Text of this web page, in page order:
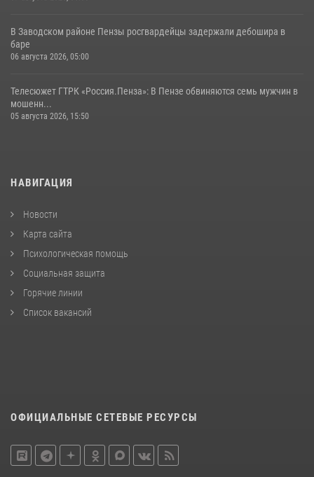
В Заводском районе Пензы росгвардейцы задержали дебошира в
баре
06 августа 2026, 05:00
Телесюжет ГТРК «Россия.Пенза»: В Пензе обвиняются семь мужчин в
мошенн...
05 августа 2026, 15:50
НАВИГАЦИЯ
Новости
Карта сайта
Психологическая помощь
Социальная защита
Горячие линии
Список вакансий
ОФИЦИАЛЬНЫЕ СЕТЕВЫЕ РЕСУРСЫ